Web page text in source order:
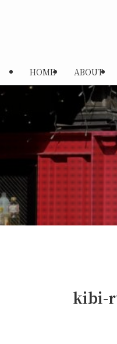
HOME ABOUT
kibi-